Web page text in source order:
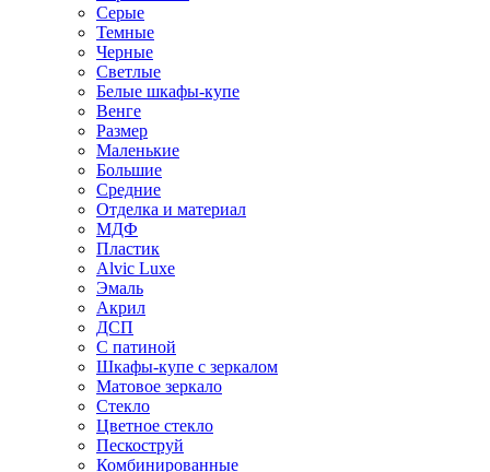
Серые
Темные
Черные
Светлые
Белые шкафы-купе
Венге
Размер
Маленькие
Большие
Средние
Отделка и материал
МДФ
Пластик
Alvic Luxe
Эмаль
Акрил
ДСП
С патиной
Шкафы-купе с зеркалом
Матовое зеркало
Стекло
Цветное стекло
Пескоструй
Комбинированные